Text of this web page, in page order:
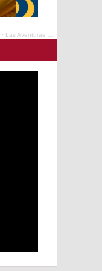
· Las Aventuras del Profesor Yarumo - Cafés de Colombia Expo 2025